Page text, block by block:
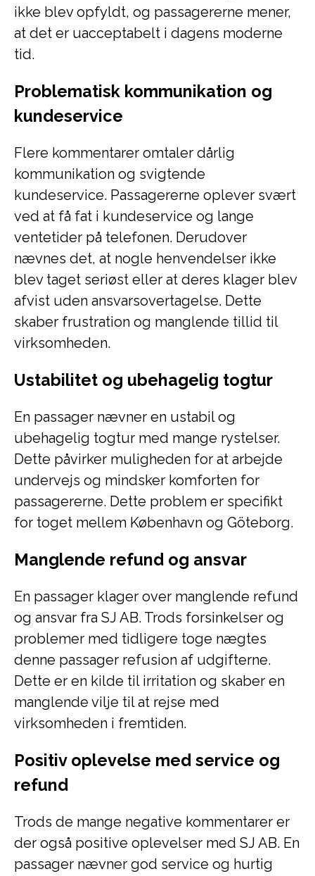
ikke blev opfyldt, og passagererne mener,
at det er uacceptabelt i dagens moderne
tid.
Problematisk kommunikation og
kundeservice
Flere kommentarer omtaler dårlig
kommunikation og svigtende
kundeservice. Passagererne oplever svært
ved at få fat i kundeservice og lange
ventetider på telefonen. Derudover
nævnes det, at nogle henvendelser ikke
blev taget seriøst eller at deres klager blev
afvist uden ansvarsovertagelse. Dette
skaber frustration og manglende tillid til
virksomheden.
Ustabilitet og ubehagelig togtur
En passager nævner en ustabil og
ubehagelig togtur med mange rystelser.
Dette påvirker muligheden for at arbejde
undervejs og mindsker komforten for
passagererne. Dette problem er specifikt
for toget mellem København og Göteborg.
Manglende refund og ansvar
En passager klager over manglende refund
og ansvar fra SJ AB. Trods forsinkelser og
problemer med tidligere toge nægtes
denne passager refusion af udgifterne.
Dette er en kilde til irritation og skaber en
manglende vilje til at rejse med
virksomheden i fremtiden.
Positiv oplevelse med service og
refund
Trods de mange negative kommentarer er
der også positive oplevelser med SJ AB. En
passager nævner god service og hurtig